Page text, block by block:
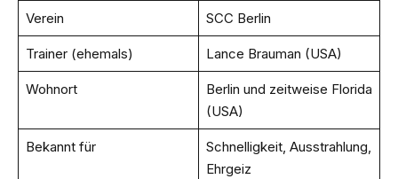
Verein SCC Berlin
Trainer (ehemals) Lance Brauman (USA)
Wohnort
Berlin und zeitweise Florida
(USA)
Bekannt für
Schnelligkeit, Ausstrahlung,
Ehrgeiz